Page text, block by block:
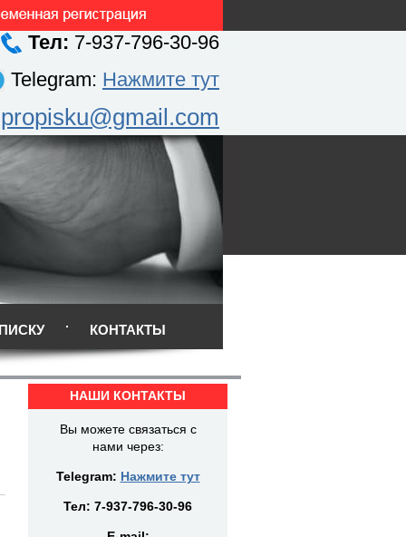
Тел: 7-937-796-30-96
Telegram: Нажмите тут
КОНТАКТЫ
НАШИ КОНТАКТЫ
Вы можете связаться с
нами через:
Telegram: Нажмите тут
Тел: 7-937-796-30-96